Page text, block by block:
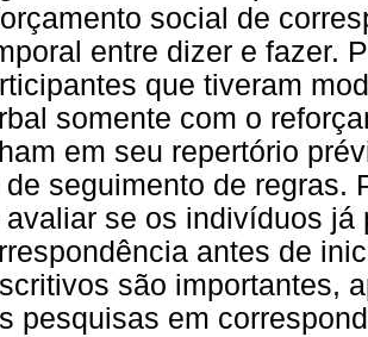
social de
entre dizer e fazer.
que tiveram
somente com o
em seu repertório
de seguimento de regras.
avaliar se os indivíduos já
antes de
são importantes,
pesquisas em